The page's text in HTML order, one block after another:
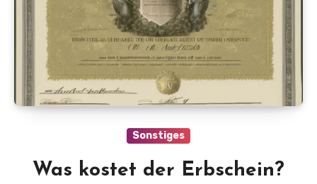
Sonstiges
Was kostet der Erbschein?